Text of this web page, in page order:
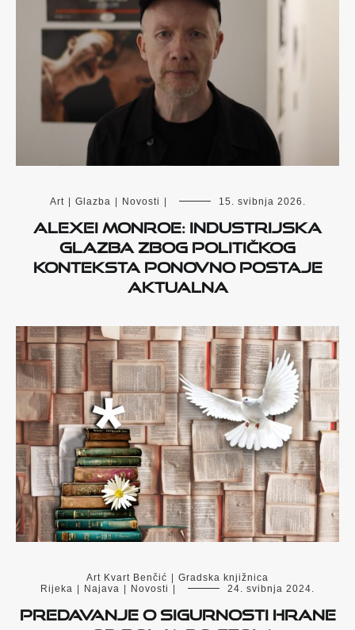
Art | Glazba | Novosti | 15. svibnja 2026.
Alexei Monroe: Industrijska
glazba zbog političkog
konteksta ponovno postaje
aktualna
Art Kvart Benčić | Gradska knjižnica
Rijeka | Najava | Novosti | 24. svibnja 2024.
Predavanje o sigurnosti hrane